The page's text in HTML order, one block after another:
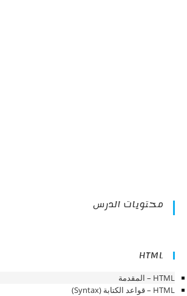
محتويات الدرس
HTML
HTML – المقدمة
HTML – قواعد الكتابة (Syntax)